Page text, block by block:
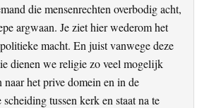
die mensenrechten overbodig acht,
argwaan. Je ziet hier wederom het
macht. En juist vanwege deze
dienen we religie zo veel mogelijk
naar het prive domein en in de
tussen kerk en staat na te